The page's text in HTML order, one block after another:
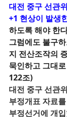
대전 중구 선관
+1 현상이 발생
하도록 해야 한
그럼에도 불구
지 전산조작의
묵인하고 그대
122조)
대전 중구 선관
부정개표 자료
부정선거에 개